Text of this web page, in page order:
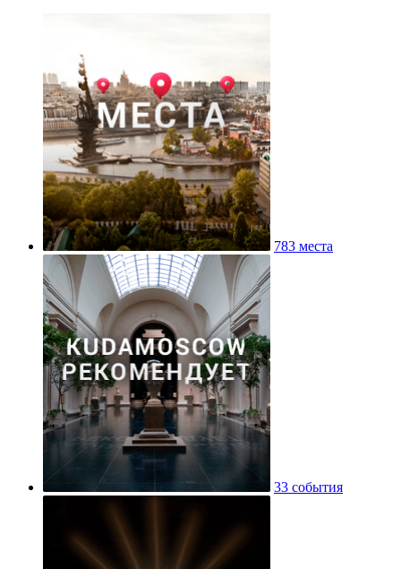
783 места
33 события